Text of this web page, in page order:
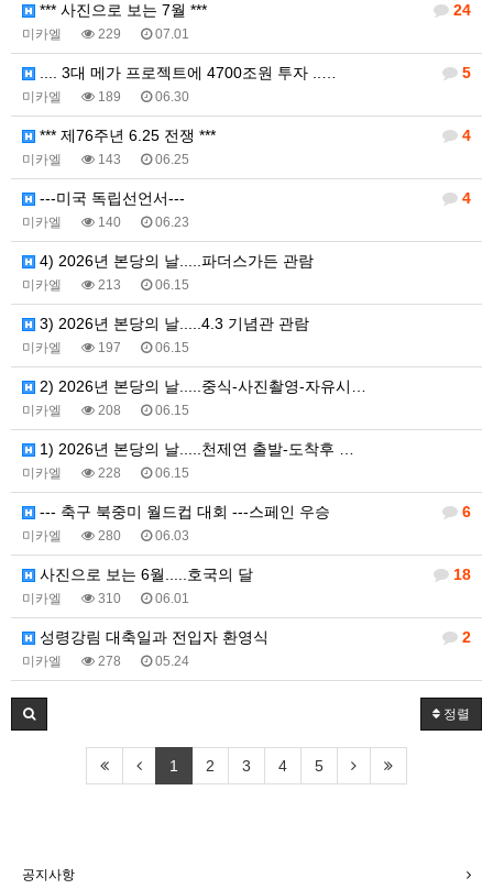
24
*** 사진으로 보는 7월 ***
미카엘 229 07.01
5
.... 3대 메가 프로젝트에 4700조원 투자 ..…
미카엘 189 06.30
4
*** 제76주년 6.25 전쟁 ***
미카엘 143 06.25
4
---미국 독립선언서---
미카엘 140 06.23
4) 2026년 본당의 날.....파더스가든 관람
미카엘 213 06.15
3) 2026년 본당의 날.....4.3 기념관 관람
미카엘 197 06.15
2) 2026년 본당의 날.....중식-사진촬영-자유시…
미카엘 208 06.15
1) 2026년 본당의 날.....천제연 출발-도착후 …
미카엘 228 06.15
6
--- 축구 북중미 월드컵 대회 ---스페인 우승
미카엘 280 06.03
18
사진으로 보는 6월.....호국의 달
미카엘 310 06.01
2
성령강림 대축일과 전입자 환영식
미카엘 278 05.24
정렬
1 2 3 4 5
공지사항